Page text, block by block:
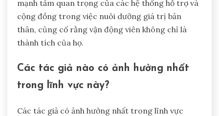
mạnh tầm quan trọng của các hệ thống hỗ trợ và
cộng đồng trong việc nuôi dưỡng giá trị bản
thân, củng cố rằng vận động viên không chỉ là
thành tích của họ.
Các tác giả nào có ảnh hưởng nhất
trong lĩnh vực này?
Các tác giả có ảnh hưởng nhất trong lĩnh vực